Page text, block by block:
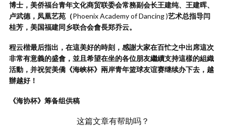
博士，美侨福台青年文化商贸联委会常務副会长王建纯、王建晖、
卢武德，凤凰艺苑（Phoenix Academy of Dancing )艺术总指导闫
桂芳，美国福建同乡联合会會長郑乔云。
程云楷最后指出，在這美好的時刻，感謝大家在百忙之中出席這次
非常有意義的盛會，並且希望在坐的各位朋友繼續支持這樣的組織
活動，并祝贺美僑《海峡杯》兩岸青年篮球友谊赛继续办下去，越
辦越好！
《海协杯》筹备组供稿
这篇文章有帮助吗？